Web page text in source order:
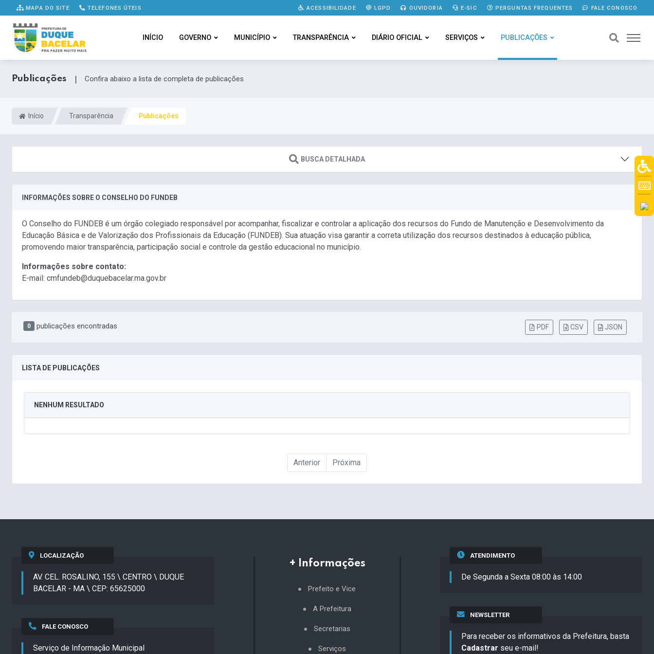
MAPA DO SITE TELEFONES ÚTEIS ACESSIBILIDADE LGPD OUVIDORIA E-SIC PERGUNTAS FREQUENTES FALE CONOSCO
INÍCIO GOVERNO MUNICÍPIO TRANSPARÊNCIA DIÁRIO OFICIAL SERVIÇOS PUBLICAÇÕES
Publicações | Confira abaixo a lista de completa de publicações
Início Transparência Publicações
BUSCA DETALHADA
INFORMAÇÕES SOBRE O CONSELHO DO FUNDEB
O Conselho do FUNDEB é um órgão colegiado responsável por acompanhar, fiscalizar e controlar a aplicação dos recursos do Fundo de Manutenção e Desenvolvimento da
Educação Básica e de Valorização dos Profissionais da Educação (FUNDEB). Sua atuação visa garantir a correta utilização dos recursos destinados à educação pública,
promovendo maior transparência, participação social e controle da gestão educacional no município.
Informações sobre contato:
E-mail: cmfundeb@duquebacelar.ma.gov.br
0 publicações encontradas PDF CSV JSON
LISTA DE PUBLICAÇÕES
NENHUM RESULTADO
Anterior Próxima
LOCALIZAÇÃO
AV. CEL. ROSALINO, 155 \ CENTRO \ DUQUE
BACELAR - MA \ CEP: 65625000
FALE CONOSCO
Serviço de Informação Municipal
+ Informações
Prefeito e Vice
A Prefeitura
Secretarias
Serviços
ATENDIMENTO
De Segunda a Sexta 08:00 às 14:00
NEWSLETTER
Para receber os informativos da Prefeitura, basta
Cadastrar seu e-mail!